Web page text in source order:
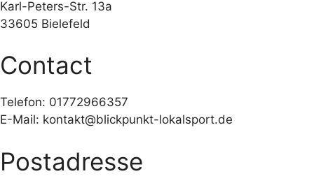
Karl-Peters-Str. 13a
33605 Bielefeld
Contact
Telefon: 01772966357
E-Mail: kontakt@blickpunkt-lokalsport.de
Postadresse